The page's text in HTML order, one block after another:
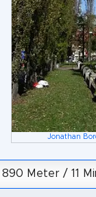
Jonathan
890 Meter / 11